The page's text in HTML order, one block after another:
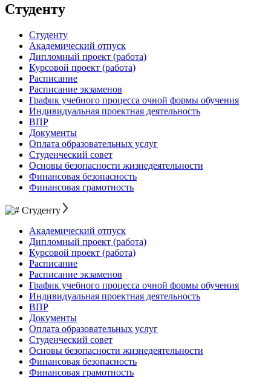
Студенту
Студенту
Академический отпуск
Дипломный проект (работа)
Курсовой проект (работа)
Расписание
Расписание экзаменов
График учебного процесса очной формы обучения
Индивидуальная проектная деятельность
ВПР
Документы
Оплата образовательных услуг
Студенческий совет
Основы безопасности жизнедеятельности
Финансовая безопасность
Финансовая грамотность
Студенту
Академический отпуск
Дипломный проект (работа)
Курсовой проект (работа)
Расписание
Расписание экзаменов
График учебного процесса очной формы обучения
Индивидуальная проектная деятельность
ВПР
Документы
Оплата образовательных услуг
Студенческий совет
Основы безопасности жизнедеятельности
Финансовая безопасность
Финансовая грамотность